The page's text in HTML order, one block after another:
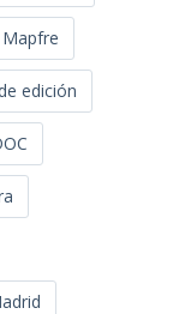
edición